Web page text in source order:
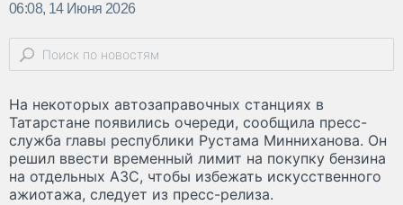
06:08, 14 Июня 2026
На некоторых автозаправочных станциях в
Татарстане появились очереди, сообщила пресс-
служба главы республики Рустама Минниханова. Он
решил ввести временный лимит на покупку бензина
на отдельных АЗС, чтобы избежать искусственного
ажиотажа, следует из пресс-релиза.